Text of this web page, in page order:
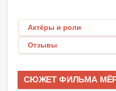
Актёры и роли
Отзывы
СЮЖЕТ ФИЛЬМА